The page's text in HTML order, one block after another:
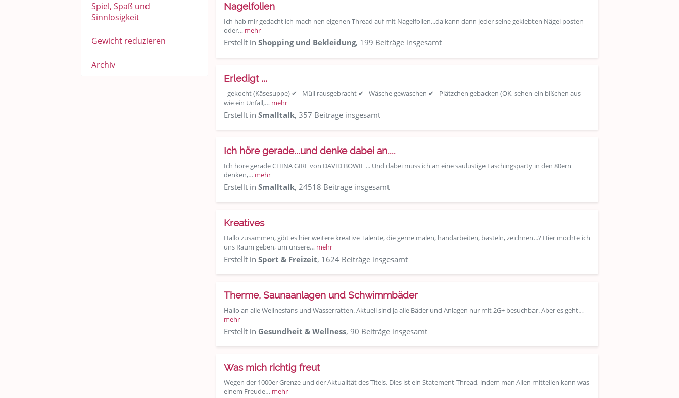
Spiel, Spaß und
Sinnlosigkeit
Gewicht reduzieren
Archiv
Nagelfolien
Ich hab mir gedacht ich mach nen eigenen Thread auf mit Nagelfolien...da kann dann jeder seine geklebten Nägel posten
oder… mehr
Erstellt in Shopping und Bekleidung, 199 Beiträge insgesamt
Erledigt ...
- gekocht (Käsesuppe) ✔ - Müll rausgebracht ✔ - Wäsche gewaschen ✔ - Plätzchen gebacken (OK, sehen ein bißchen aus
wie ein Unfall,… mehr
Erstellt in Smalltalk, 357 Beiträge insgesamt
Ich höre gerade...und denke dabei an....
Ich höre gerade CHINA GIRL von DAVID BOWIE ... Und dabei muss ich an eine saulustige Faschingsparty in den 80ern
denken,… mehr
Erstellt in Smalltalk, 24518 Beiträge insgesamt
Kreatives
Hallo zusammen, gibt es hier weitere kreative Talente, die gerne malen, handarbeiten, basteln, zeichnen...? Hier möchte ich
uns Raum geben, um unsere… mehr
Erstellt in Sport & Freizeit, 1624 Beiträge insgesamt
Therme, Saunaanlagen und Schwimmbäder
Hallo an alle Wellnesfans und Wasserratten. Aktuell sind ja alle Bäder und Anlagen nur mit 2G+ besuchbar. Aber es geht…
mehr
Erstellt in Gesundheit & Wellness, 90 Beiträge insgesamt
Was mich richtig freut
Wegen der 1000er Grenze und der Aktualität des Titels. Dies ist ein Statement-Thread, indem man Allen mitteilen kann was
einem Freude… mehr